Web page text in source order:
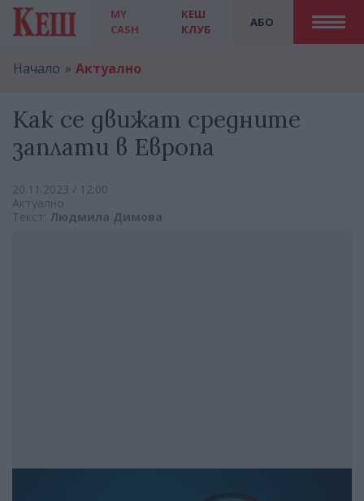
MY
CASH
АБО
КЕШ
КЛУБ
Начало Актуално
Как се движат средните
заплати в Европа
20.11.2023 / 12:00
Актуално
Текст: Людмила Димова